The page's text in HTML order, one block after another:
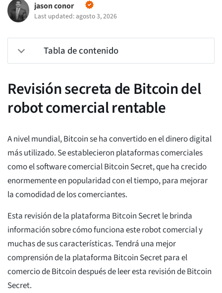
jason conor
Last updated: agosto 3, 2026
Tabla de contenido
Revisión secreta de Bitcoin del
robot comercial rentable
A nivel mundial, Bitcoin se ha convertido en el dinero digital
más utilizado. Se establecieron plataformas comerciales
como el software comercial Bitcoin Secret, que ha crecido
enormemente en popularidad con el tiempo, para mejorar
la comodidad de los comerciantes.
Esta revisión de la plataforma Bitcoin Secret le brinda
información sobre cómo funciona este robot comercial y
muchas de sus características. Tendrá una mejor
comprensión de la plataforma Bitcoin Secret para el
comercio de Bitcoin después de leer esta revisión de Bitcoin
Secret.